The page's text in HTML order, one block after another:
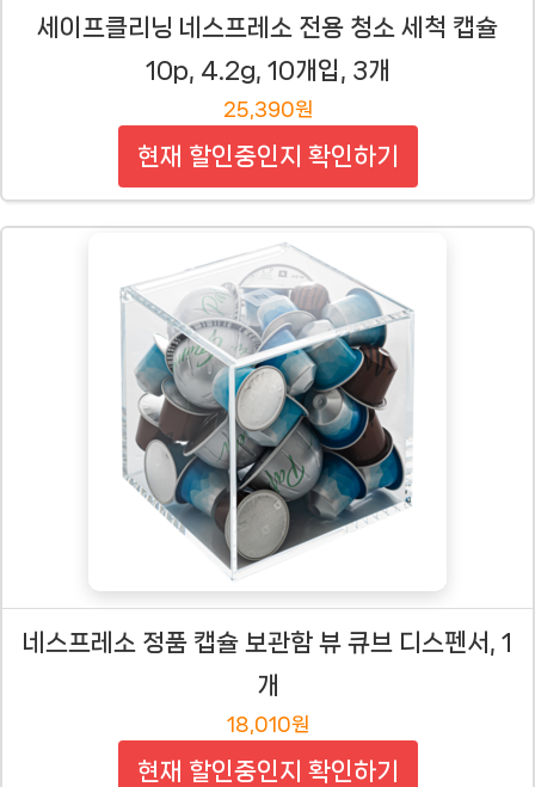
세이프클리닝 네스프레소 전용 청소 세척 캡슐
10p, 4.2g, 10개입, 3개
25,390원
현재 할인중인지 확인하기
네스프레소 정품 캡슐 보관함 뷰 큐브 디스펜서, 1
개
18,010원
현재 할인중인지 확인하기